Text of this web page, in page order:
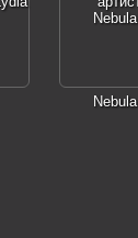
Nebula